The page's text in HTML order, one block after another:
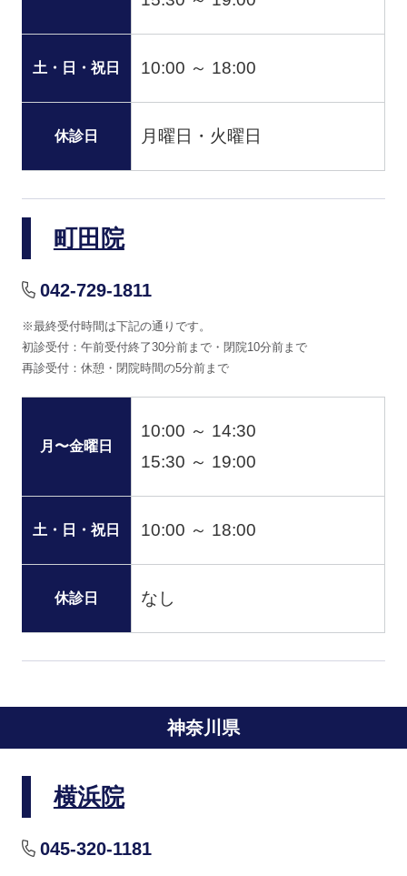
土・日・祝日 10:00 ～ 18:00
休診日 月曜日・火曜日
町田院
042-729-1811
※最終受付時間は下記の通りです。
初診受付：午前受付終了30分前まで・閉院10分前まで
再診受付：休憩・閉院時間の5分前まで
月〜金曜日
10:00 ～ 14:30
15:30 ～ 19:00
土・日・祝日 10:00 ～ 18:00
休診日 なし
神奈川県
横浜院
045-320-1181